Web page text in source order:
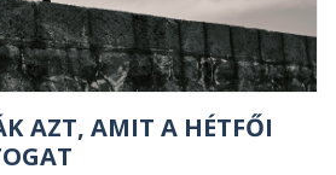
AZT, AMIT A HÉTFŐI